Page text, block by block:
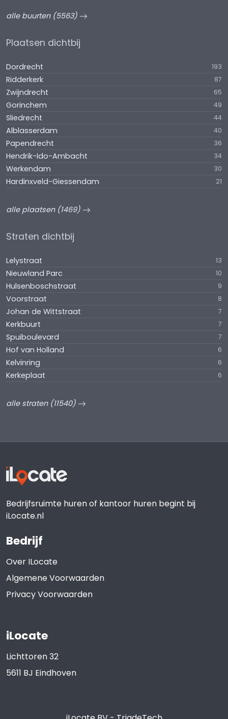
alle buurten (5563)
Plaatsen dichtbij
Dordrecht 193
Ridderkerk 87
Zwijndrecht 65
Gorinchem 49
Sliedrecht 44
Alblasserdam 40
Papendrecht 36
Hendrik-Ido-Ambacht 34
Werkendam 30
Hardinxveld-Giessendam 21
alle plaatsen (1469)
Straten dichtbij
Lelystraat 13
Nieuwland Parc 10
Hulsenboschstraat 9
Voorstraat 8
Johan de Wittstraat 7
Kerkbuurt 7
Spuiboulevard 7
Hof van Holland 6
Kelvinring 6
Kerkeplaat 6
alle straten (11540)
Bedrijfsruimte huren of kantoor huren begint bij
iLocate.nl
Bedrijf
Over ILocate
Algemene Voorwaarden
Privacy Voorwaarden
iLocate
Lichttoren 32
5611 BJ Eindhoven